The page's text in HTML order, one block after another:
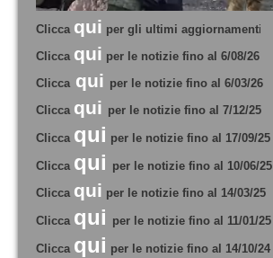
Clicca qui per gli ultimi aggiornamenti
Clicca qui per le notizie fino al 6/08/26
Clicca qui per le notizie fino al 6/03/26
Clicca qui per le notizie fino al 7/12/25
Clicca qui per le notizie fino al 17/09/25
Clicca qui per le notizie fino al 10/06/25
Clicca qui per le notizie fino al 14/03/25
Clicca qui per le notizie fino al 11/01/25
Clicca qui per le notizie fino al 14/10/24